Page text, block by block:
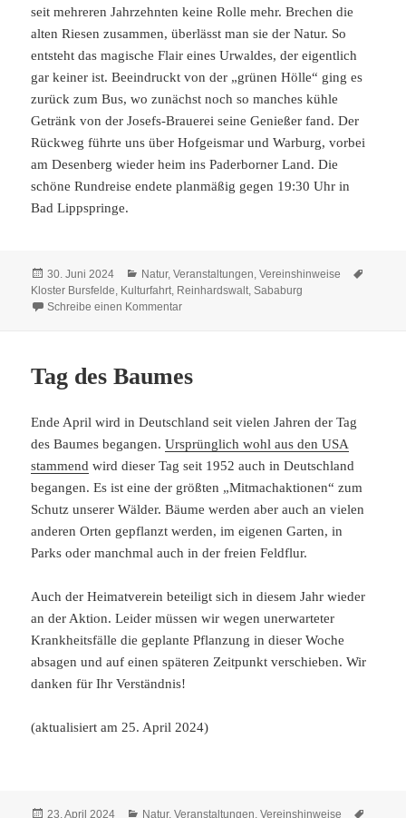
seit mehreren Jahrzehnten keine Rolle mehr. Brechen die
alten Riesen zusammen, überlässt man sie der Natur. So
entsteht das magische Flair eines Urwaldes, der eigentlich
gar keiner ist. Beeindruckt von der „grünen Hölle“ ging es
zurück zum Bus, wo zunächst noch so manches kühle
Getränk von der Josefs-Brauerei seine Genießer fand. Der
Rückweg führte uns über Hofgeismar und Warburg, vorbei
am Desenberg wieder heim ins Paderborner Land. Die
schöne Rundreise endete planmäßig gegen 19:30 Uhr in
Bad Lippspringe.
Veröffentlicht
am
30. Juni 2024 Kategorien
Natur,Veranstaltungen,Vereinshinweise
Kloster Bursfelde, Kulturfahrt, Reinhardswalt,Sababurg
Schreibe einen Kommentarzu Eine Reise in die Märchenwelt
Tag des Baumes
Ende April wird in Deutschland seit vielen Jahren der Tag
des Baumes begangen.Ursprünglich wohl aus den USA
stammend wird dieser Tag seit 1952 auch in Deutschland
begangen. Es ist eine der größten „Mitmachaktionen“ zum
Schutz unserer Wälder. Bäume werden aber auch an vielen
anderen Orten gepflanzt werden, im eigenen Garten, in
Parks oder manchmal auch in der freien Feldflur.
Auch der Heimatverein beteiligt sich in diesem Jahr wieder
an der Aktion. Leider müssen wir wegen unerwarteter
Krankheitsfälle die geplante Pflanzung in dieser Woche
absagen und auf einen späteren Zeitpunkt verschieben. Wir
danken für Ihr Verständnis!
(aktualisiert am 25. April 2024)
Veröffentlicht
23. April 2024 Kategorien
Natur,Veranstaltungen,Vereinshinweise